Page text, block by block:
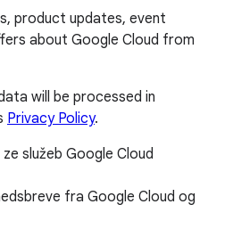
product updates, event
about Google Cloud from
will be processed in
Privacy Policy.
služeb Google Cloud
fra Google Cloud og